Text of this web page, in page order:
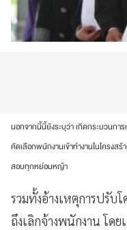
นอกจากนี้นี้ยังระบุว่า เกิดกระบวนกา
คัดเลือกพนักงานเข้าทำงานในโครงสร้
สอบทุกหย่อมหญ้า
รวมทั้งอ้างเหตุการปรับ
ถึงเลิกจ้างพนักงาน โด